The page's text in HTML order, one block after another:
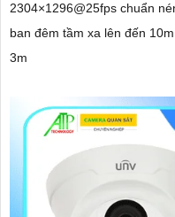
2304×1296@25fps chuẩn
ban đêm tầm xa lên đến
3m